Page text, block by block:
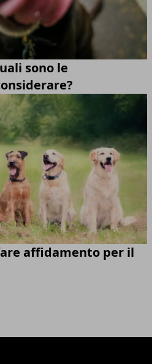
sono le
affidamento per il